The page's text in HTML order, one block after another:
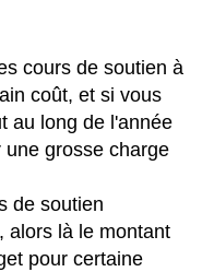
cours de soutien à
coût, et si vous
au long de l'année
grosse charge
de soutien
alors là le montant
pour certaine